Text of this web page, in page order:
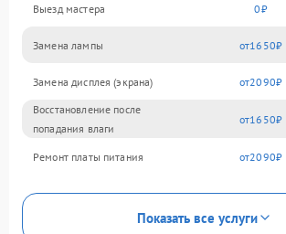
Выезд мастера 0
Замена лампы 1650
Замена дисплея (экрана) 2090
Восстановление после
попадания влаги
1650
Ремонт платы питания 2090
Показать все услуги